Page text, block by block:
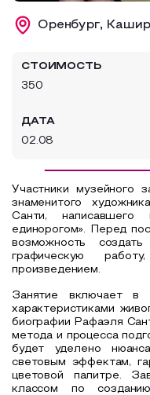
Образовательный
Оренбург,
СТОИМОСТЬ
350
ДАТА
02.08
Участники музейного
знаменитого
Санти,
единорогом». Перед
возможность
графическую
произведением.
Занятие включает в
характеристиками
биографии Рафаэля
метода и процесса
будет уделено
световым эффектам,
цветовой палитре.
классом по